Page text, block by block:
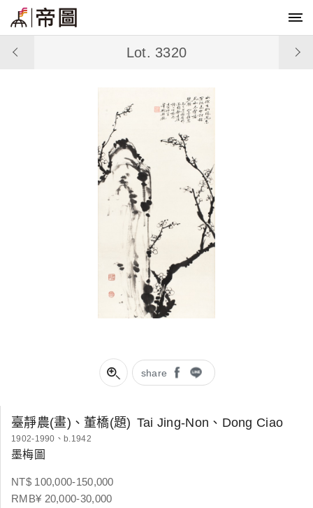
share
Lot. 3320
臺靜農(畫)、董橋(題) Tai Jing-Non、Dong Ciao
1902-1990、b.1942
墨梅圖
NT$ 100,000-150,000
RMB¥ 20,000-30,000